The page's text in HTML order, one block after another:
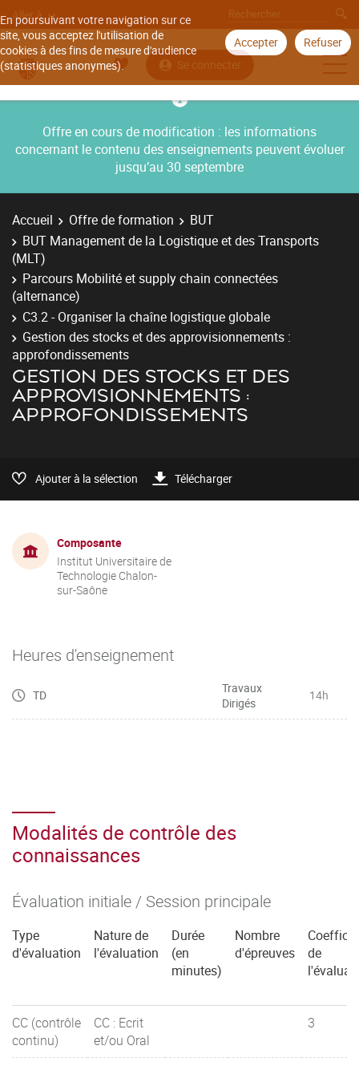
En poursuivant votre navigation sur ce
site, vous acceptez l'utilisation de
cookies à des fins de mesure d'audience
(statistiques anonymes).
Accepter Refuser
Aller à
Se connecter
Offre en cours de modification : les informations
concernant le contenu des enseignements peuvent évoluer
jusqu’au 30 septembre
Accueil Offre de formation
BUT
BUT Management de la Logistique et des Transports
(MLT)
Parcours Mobilité et supply chain connectées
(alternance)
C3.2 - Organiser la chaîne logistique globale
Gestion des stocks et des approvisionnements :
approfondissements
GESTION DES STOCKS ET DES
APPROVISIONNEMENTS :
APPROFONDISSEMENTS
Ajouter à la sélection Télécharger
Composante
Institut Universitaire de
Technologie Chalon-
sur-Saône
Heures d'enseignement
TD
Travaux
Dirigés
14h
Modalités de contrôle des
connaissances
Évaluation initiale / Session principale
Type
d'évaluation
Nature de
l'évaluation
Durée
(en
minutes)
Nombre
d'épreuves
de
CC (contrôle
continu)
CC : Ecrit
et/ou Oral
3